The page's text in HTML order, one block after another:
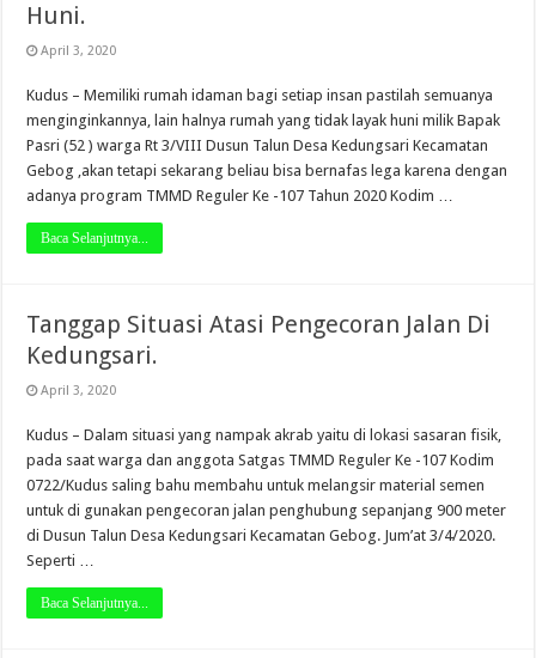
Huni.
April 3, 2020
Kudus – Memiliki rumah idaman bagi setiap insan pastilah semuanya
menginginkannya, lain halnya rumah yang tidak layak huni milik Bapak
Pasri (52 ) warga Rt 3/VIII Dusun Talun Desa Kedungsari Kecamatan
Gebog ,akan tetapi sekarang beliau bisa bernafas lega karena dengan
adanya program TMMD Reguler Ke -107 Tahun 2020 Kodim …
Baca Selanjutnya...
Tanggap Situasi Atasi Pengecoran Jalan Di
Kedungsari.
April 3, 2020
Kudus – Dalam situasi yang nampak akrab yaitu di lokasi sasaran fisik,
pada saat warga dan anggota Satgas TMMD Reguler Ke -107 Kodim
0722/Kudus saling bahu membahu untuk melangsir material semen
untuk di gunakan pengecoran jalan penghubung sepanjang 900 meter
di Dusun Talun Desa Kedungsari Kecamatan Gebog. Jum’at 3/4/2020.
Seperti …
Baca Selanjutnya...